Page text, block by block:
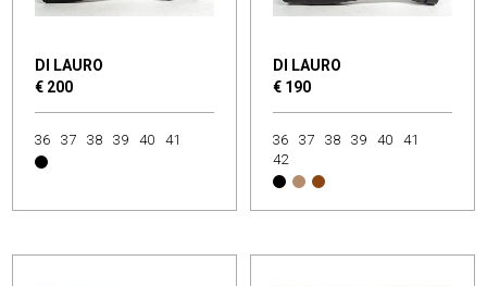
DI LAURO
€ 200
36 37 38 39 40 41
DI LAURO
€ 190
36 37 38 39 40
41
42